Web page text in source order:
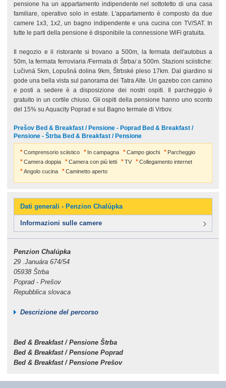
pensione ha un appartamento indipendente nel sottotetto di una casa
familiare, operativo solo in estate. L'appartamento è composto da due
camere 1x3, 1x2, un bagno indipendente e una cucina con TV/SAT. In
tutte le parti della pensione è disponibile la connessione WiFi gratuita.
Il negozio e il ristorante si trovano a 500m, la fermata dell'autobus a
50m, la fermata ferroviaria /Fermata di Štrba/ a 500m. Stazioni sciistiche:
Lučivná 5km, Lopušná dolina 9km, Štrbské pleso 17km. Dal giardino si
gode una bella vista sul panorama dei Tatra Alte. Un gazebo con camino
e posti a sedere è a disposizione dei nostri ospiti. Il parcheggio è
gratuito in un cortile chiuso. Gli ospiti della pensione hanno uno sconto
del 15% su Aquacity Poprad e sul Bagno termale di Vrbov.
Prešov Bed & Breakfast / Pensione - Poprad Bed & Breakfast /
Pensione - Štrba Bed & Breakfast / Pensione
Comprensorio sciistico In campagna Campo giochi
Parcheggio
Camera doppia
Camera con più letti TV
Collegamento internet
Angolo cucina
Caminetto aperto
Dati generali - Penzion Chalúpka
Informazioni sulle camere
Penzion Chalúpka
29 .Januára 674/54
05938 Štrba
Poprad - Prešov
Repubblica slovaca
Descrizione del percorso
Bed & Breakfast / Pensione Štrba
Bed & Breakfast / Pensione Poprad
Bed & Breakfast / Pensione Prešov